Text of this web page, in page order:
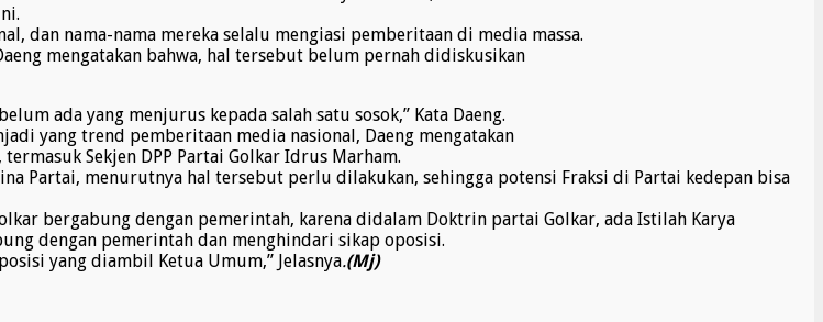
dan nama-nama mereka selalu mengiasi pemberitaan di media massa.
mengatakan bahwa, hal tersebut belum pernah didiskusikan
ada yang menjurus kepada salah satu sosok,” Kata Daeng.
yang trend pemberitaan media nasional, Daeng mengatakan
Sekjen DPP Partai Golkar Idrus Marham.
Partai, menurutnya hal tersebut perlu dilakukan, sehingga potensi Fraksi di Partai kedepan bisa
bergabung dengan pemerintah, karena didalam Doktrin partai Golkar, ada Istilah Karya
dengan pemerintah dan menghindari sikap oposisi.
yang diambil Ketua Umum,” Jelasnya.(Mj)